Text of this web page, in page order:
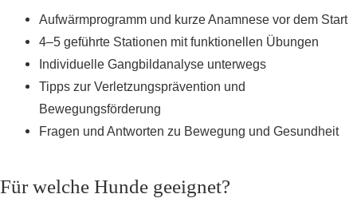
Aufwärmprogramm und kurze Anamnese vor dem Start
4–5 geführte Stationen mit funktionellen Übungen
Individuelle Gangbildanalyse unterwegs
Tipps zur Verletzungsprävention und
Bewegungsförderung
Fragen und Antworten zu Bewegung und Gesundheit
Für welche Hunde geeignet?